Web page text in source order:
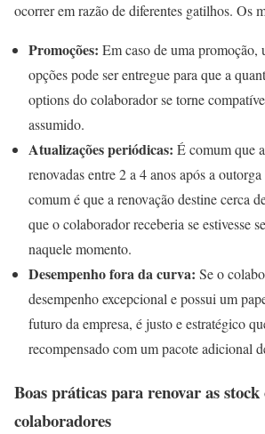
ocorrer em razão de diferentes gatilhos. Os
Promoções: Em caso de uma promoção,
opções pode ser entregue para que a
options do colaborador se torne
assumido.
Atualizações periódicas: É comum que
renovadas entre 2 a 4 anos após a
comum é que a renovação destine cerca
que o colaborador receberia se estivesse
naquele momento.
Desempenho fora da curva: Se o
desempenho excepcional e possui um
futuro da empresa, é justo e estratégico
recompensado com um pacote adicional
Boas práticas para renovar as stock
colaboradores